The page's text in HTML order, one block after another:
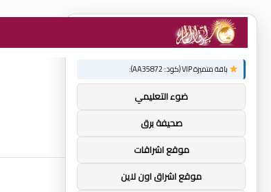
توصيات :
باقة متميزة VIP (كود: AA35872):
ضوء التعليمي
صحيفة برق
موقع اشراقات
موقع اشراق اون لاين